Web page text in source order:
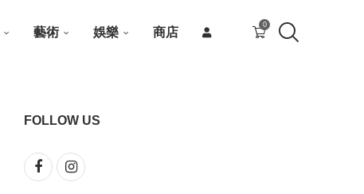
藝術 娛樂 商店
0
FOLLOW US